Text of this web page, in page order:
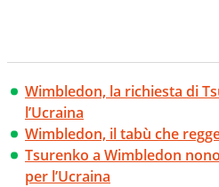
Wimbledon, la richiesta di
l’Ucraina
Wimbledon, il tabù che
Tsurenko a Wimbledon
per l’Ucraina